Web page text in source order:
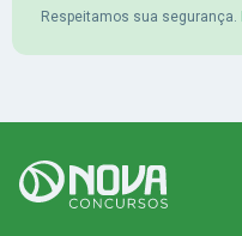
Respeitamos sua segurança.